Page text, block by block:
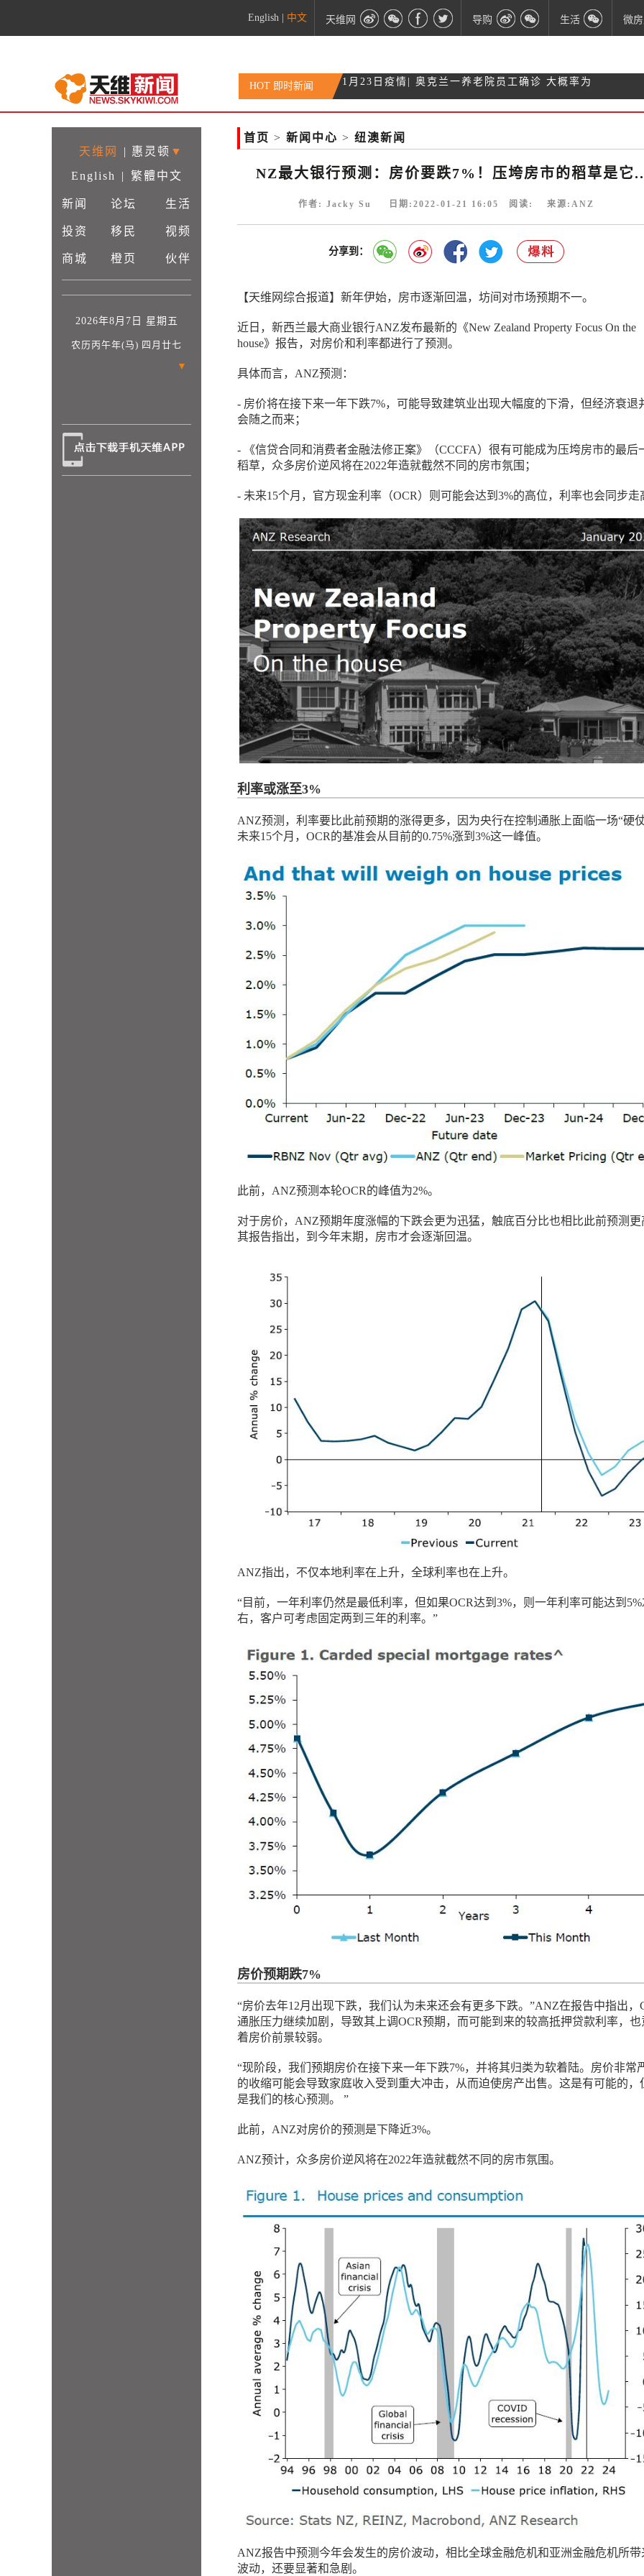
English 中文 天维网 导购 生活 微
HOT 即时新闻 1月22日疫情 | 居家隔离新规：阳性病例14天，家庭
接触者24天
门
1月23日疫情| ​奥克兰一养老院员工确诊 大概率为
Omicron
天维网 | 惠灵顿 ▼
English
| 繁體中文
新闻 论坛 生活
投资 移民 视频
商城 橙页 伙伴
2026年8月7日 星期五
农历丙午年(马) 四月廿七
▼
首页 > 新闻中心 > 纽澳新闻
NZ最大银行预测：房价要跌7%！压垮房市的稻草是它
作者: Jacky Su 日期:2022-01-21 16:05 阅读: 来源:ANZ
分享到：
【天维网综合报道】新年伊始，房市逐渐回温，坊间对市场预期不一。
近日，新西兰最大商业银行ANZ发布最新的《New Zealand Property Focus On the
house》报告，对房价和利率都进行了预测。
具体而言，ANZ预测：
- 房价将在接下来一年下跌7%，可能导致建筑业出现大幅度的下滑，但经济衰退
会随之而来；
- 《信贷合同和消费者金融法修正案》（CCCFA）很有可能成为压垮房市的最后
稻草，众多房价逆风将在2022年造就截然不同的房市氛围；
- 未来15个月，官方现金利率（OCR）则可能会达到3%的高位，利率也会同步走
利率或涨至3%
ANZ预测，利率要比此前预期的涨得更多，因为央行在控制通胀上面临一场“硬
未来15个月，OCR的基准会从目前的0.75%涨到3%这一峰值。
此前，ANZ预测本轮OCR的峰值为2%。
对于房价，ANZ预期年度涨幅的下跌会更为迅猛，触底百分比也相比此前预测更
其报告指出，到今年末期，房市才会逐渐回温。
ANZ指出，不仅本地利率在上升，全球利率也在上升。
“目前，一年利率仍然是最低利率，但如果OCR达到3%，则一年利率可能达到
右，客户可考虑固定两到三年的利率。”
房价预期跌7%
“房价去年12月出现下跌，我们认为未来还会有更多下跌。”ANZ在报告中指出，
通胀压力继续加剧，导致其上调OCR预期，而可能到来的较高抵押贷款利率，也
着房价前景较弱。
“现阶段，我们预期房价在接下来一年下跌7%，并将其归类为软着陆。房价非常
的收缩可能会导致家庭收入受到重大冲击，从而迫使房产出售。这是有可能的，
是我们的核心预测。 ”
此前，ANZ对房价的预测是下降近3%。
ANZ预计，众多房价逆风将在2022年造就截然不同的房市氛围。
ANZ报告中预测今年会发生的房价波动，相比全球金融危机和亚洲金融危机所带
波动，还要显著和急剧。